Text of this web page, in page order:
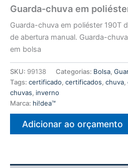
Guarda-chuva em
Guarda-chuva em poliéster 190T
de abertura manual. Guarda-
em bolsa
SKU: 99138 Categorias: Bolsa,
Tags: certificado, certificados, chuva,
chuvas, inverno
Marca: hi!dea™
Adicionar ao orçamento